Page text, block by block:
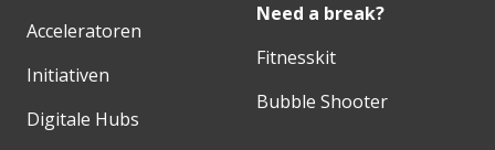
Acceleratoren
Initiativen
Digitale Hubs
Need a break?
Fitnesskit
Bubble Shooter